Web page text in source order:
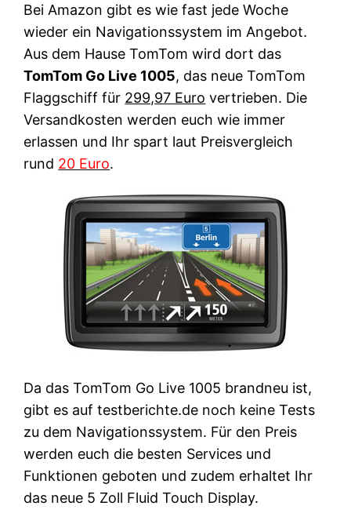
Bei Amazon gibt es wie fast jede Woche
wieder ein Navigationssystem im Angebot.
Aus dem Hause TomTom wird dort das
TomTom Go Live 1005, das neue TomTom
Flaggschiff für 299,97 Euro vertrieben. Die
Versandkosten werden euch wie immer
erlassen und Ihr spart laut Preisvergleich
rund 20 Euro.
Da das TomTom Go Live 1005 brandneu ist,
gibt es auf testberichte.de noch keine Tests
zu dem Navigationssystem. Für den Preis
werden euch die besten Services und
Funktionen geboten und zudem erhaltet Ihr
das neue 5 Zoll Fluid Touch Display.